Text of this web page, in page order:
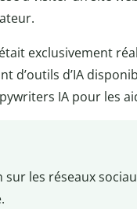
exclusivement
d’outils d’IA
IA pour les
les réseaux